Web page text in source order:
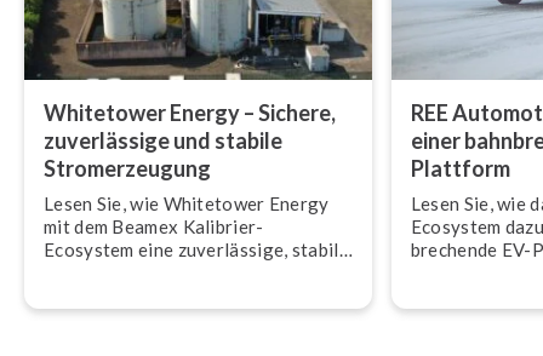
Whitetower Energy – Sichere,
zu­ver­läs­si­ge und stabile
Strom­erzeu­gung
Lesen Sie, wie Whitetower Energy
mit dem Beamex Kalibrier-
Ecosystem eine zu­ver­läs­si­ge, stabile
REE
einer
Plattform
Lesen Sie, wie
Ecosystem
bre­chen­de EV-